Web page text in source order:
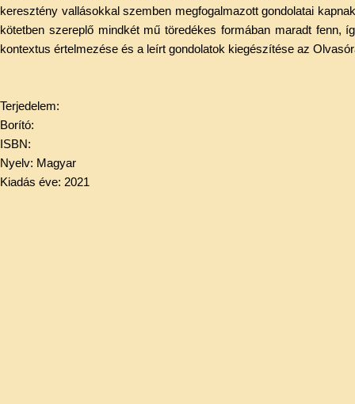
keresztény vallásokkal szemben megfogalmazott gondolatai
kötetben szereplő mindkét mű töredékes formában maradt fenn,
kontextus értelmezése és a leírt gondolatok kiegészítése az
Terjedelem:
Borító:
ISBN:
Nyelv: Magyar
Kiadás éve: 2021